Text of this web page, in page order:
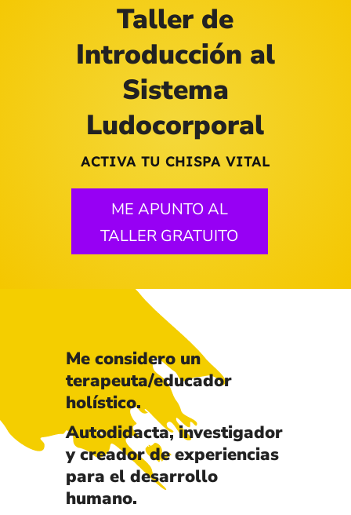
Taller de
Introducción al
Sistema
Ludocorporal
ACTIVA TU CHISPA VITAL
ME APUNTO AL
TALLER GRATUITO
Me considero un
terapeuta/educador
holístico.
Autodidacta, investigador
y creador de experiencias
para el desarrollo
humano.